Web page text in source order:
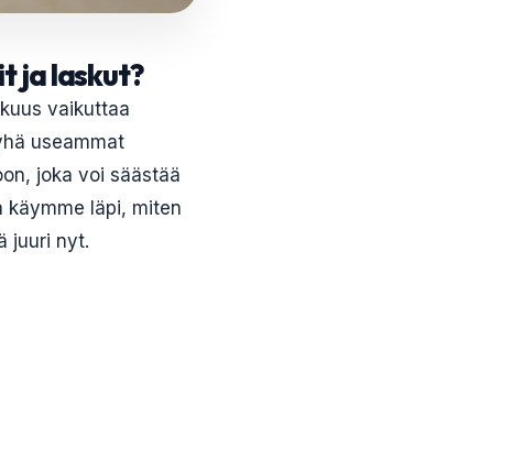
ja laskut?
vaikuttaa
useammat
joka voi säästää
käymme läpi, miten
juuri nyt.